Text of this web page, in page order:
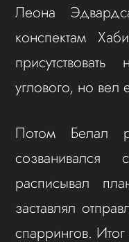
Леона
конспектам
углового, но вел
Потом Белал
расписывал
заставлял
спаррингов.